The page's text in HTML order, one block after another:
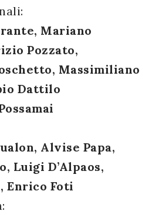
Mariano
Pozzato,
Massimiliano
Dattilo
Alvise Papa,
Luigi D’Alpaos,
Enrico Foti